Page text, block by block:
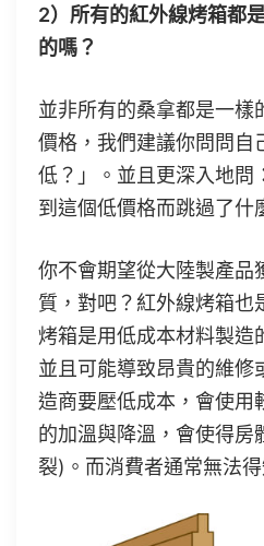
2）所有的紅外線烤箱都
的嗎？
並非所有的桑拿都是一樣
價格，我們建議你問問自
低？」。並且更深入地問
到這個低價格而跳過了什
你不會期望從大陸製產品
質，對吧？紅外線烤箱也
烤箱是用低成本材料製造
並且可能導致昂貴的維修
造商要壓低成本，會使用
的加溫與降溫，會使得房
裂)。而消費者通常無法